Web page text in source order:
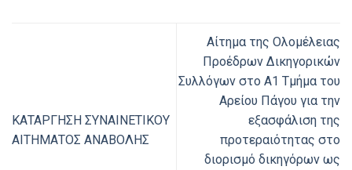
ΚΑΤΑΡΓΗΣΗ ΣΥΝΑΙΝΕΤΙΚΟΥ
ΑΙΤΗΜΑΤΟΣ ΑΝΑΒΟΛΗΣ
Αίτημα της Ολομέλειας
Προέδρων Δικηγορικών
Συλλόγων στο Α1 Τμήμα του
Αρείου Πάγου για την
εξασφάλιση της
προτεραιότητας στο
διορισμό δικηγόρων ως